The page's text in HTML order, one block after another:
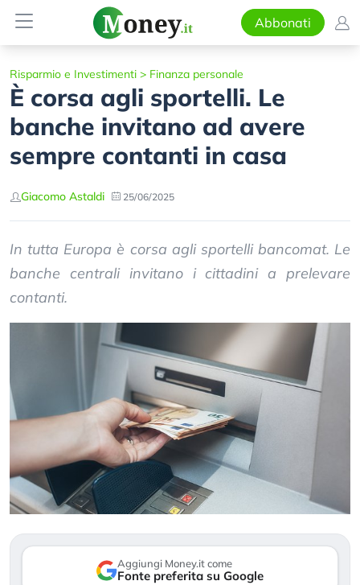
Abbonati
Risparmio e Investimenti > Finanza personale
È corsa agli sportelli. Le
banche invitano ad avere
sempre contanti in casa
Giacomo Astaldi 25/06/2025
In tutta Europa è corsa agli sportelli bancomat. Le
banche centrali invitano i cittadini a prelevare
contanti.
Aggiungi Money.it come
Fonte preferita su Google